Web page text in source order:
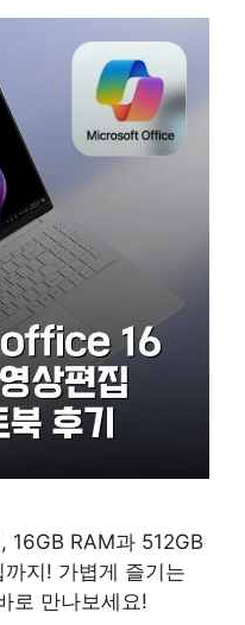
16GB RAM과 512GB
지! 가볍게 즐기는
로 만나보세요!